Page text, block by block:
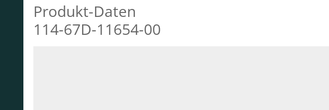
Produkt-Daten
114-67D-11654-00